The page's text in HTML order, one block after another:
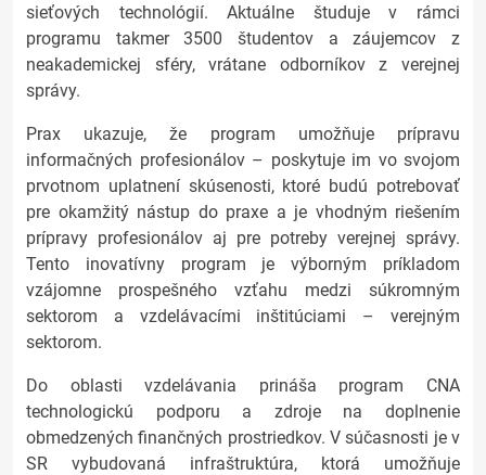
sieťových technológií. Aktuálne študuje v rámci
programu takmer 3500 študentov a záujemcov z
neakademickej sféry, vrátane odborníkov z verejnej
správy.
Prax ukazuje, že program umožňuje prípravu
informačných profesionálov – poskytuje im vo svojom
prvotnom uplatnení skúsenosti, ktoré budú potrebovať
pre okamžitý nástup do praxe a je vhodným riešením
prípravy profesionálov aj pre potreby verejnej správy.
Tento inovatívny program je výborným príkladom
vzájomne prospešného vzťahu medzi súkromným
sektorom a vzdelávacími inštitúciami – verejným
sektorom.
Do oblasti vzdelávania prináša program CNA
technologickú podporu a zdroje na doplnenie
obmedzených finančných prostriedkov. V súčasnosti je v
SR vybudovaná infraštruktúra, ktorá umožňuje